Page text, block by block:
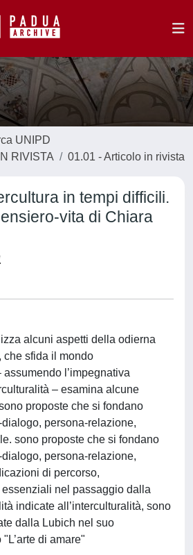
UNIPD
RIVISTA
01.01 - Articolo in rivista
in tempi difficili.
vita di Chiara
alcuni aspetti della odierna
che sfida il mondo
assumendo l’impegnativa
– esamina alcune
proposte che si fondano
persona-relazione,
sono proposte che si fondano
persona-relazione,
di percorso,
nel passaggio dalla
indicate all’interculturalità, sono
dalla Lubich nel suo
di amare"